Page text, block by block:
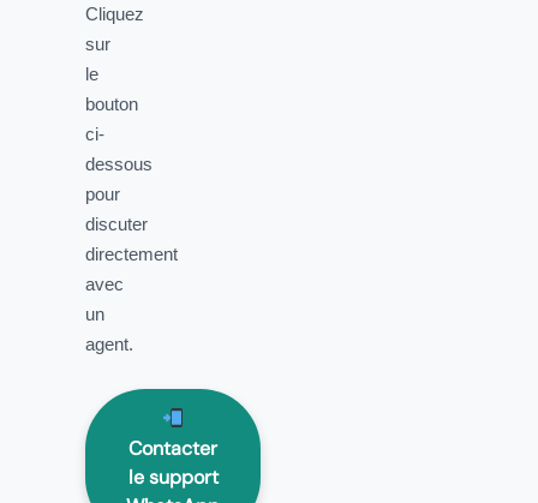
Cliquez
sur
le
bouton
ci-
dessous
pour
discuter
directement
avec
un
agent.
Contacter
le support